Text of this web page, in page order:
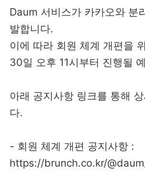
Daum 서비스가 카카오와 분
발합니다.
이에 따라 회원 체계 개편을
30일 오후 11시부터 진행될
아래 공지사항 링크를 통해
다.
- 회원 체계 개편 공지사항 :
https://brunch.co.kr/